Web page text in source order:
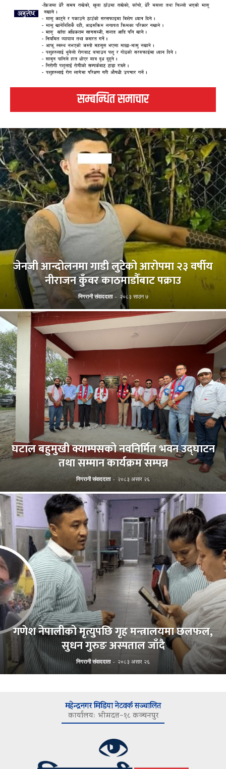
सम्बन्धित समाचार
जेनजी आन्दोलनमा गाडी लुटेको आरोपमा २३ वर्षीय
नीराजन कुँवर काठमाडौँबाट पक्राउ
निगरानी संवाददाता - २०८३ साउन ७
घटाल बहुमुखी क्याम्पसको नवनिर्मित भवन उद्घाटन
तथा सम्मान कार्यक्रम सम्पन्न
निगरानी संवाददाता - २०८३ असार २६
गणेश नेपालीको मृत्युपछि गृह मन्त्रालयमा छलफल,
सुधन गुरुङ अस्पताल जाँदै
निगरानी संवाददाता - २०८३ असार २६
महेन्द्रनगर मिडिया नेटवर्क सञ्चालित
कार्यालयः भीमदत्त–१८ कञ्चनपुर